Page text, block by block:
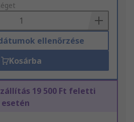
ellenőrzése
Kosárba
19 500 Ft feletti